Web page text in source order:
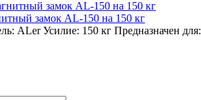
замок AL-150 на 150 кг
ALer Усилие: 150 кг Предназначен для: